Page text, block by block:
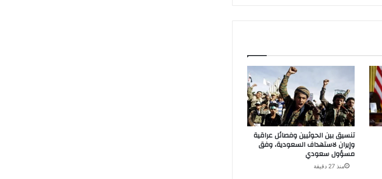
تنسيق بين الحوثيين وفصائل عراقية
وإيران لاستهداف السعودية، وفق
مسؤول سعودي
منذ 27 دقيقة